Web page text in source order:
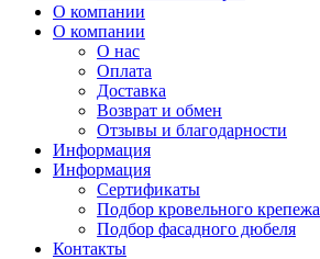
О компании
О компании
О нас
Оплата
Доставка
Возврат и обмен
Отзывы и благодарности
Информация
Информация
Сертификаты
Подбор кровельного крепежа
Подбор фасадного дюбеля
Контакты